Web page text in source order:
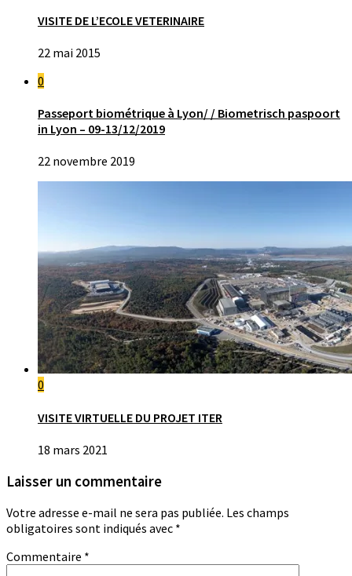
VISITE DE L’ECOLE VETERINAIRE
22 mai 2015
0
Passeport biométrique à Lyon/ / Biometrisch paspoort
in Lyon – 09-13/12/2019
22 novembre 2019
0
VISITE VIRTUELLE DU PROJET ITER
18 mars 2021
Laisser un commentaire
Votre adresse e-mail ne sera pas publiée. Les champs
obligatoires sont indiqués avec *
Commentaire *